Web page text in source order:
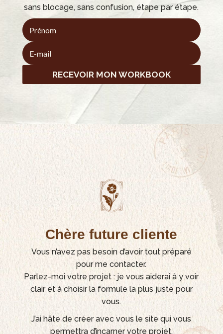
sans blocage, sans confusion, étape par étape.
RECEVOIR MON WORKBOOK
Chère future cliente
Vous n’avez pas besoin d’avoir tout préparé
pour me contacter.
Parlez-moi votre projet : je vous aiderai à y voir
clair et à choisir la formule la plus juste pour
vous.
J’ai hâte de créer avec vous le site qui vous
permettra d’incarner votre projet.